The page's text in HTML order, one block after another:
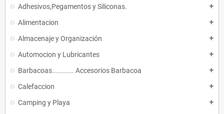
Adhesivos,Pegamentos y Siliconas. add
Alimentacion add
Almacenaje y Organización add
Automocion y Lubricantes add
Barbacoas........... Accesorios Barbacoa add
Calefaccion add
Camping y Playa add